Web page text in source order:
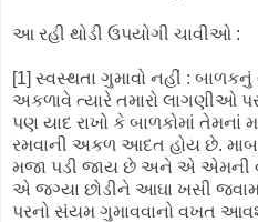
આ રહી થોડી ઉપયોગી ચાવીઓ :
[1] સ્વસ્થતા ગુમાવો નહીં :
અકળાવે ત્યારે તમારો લાગણીઓ
પણ યાદ રાખો કે બાળકોમાં
રમવાની અકળ આદત હોય છે.
મજા પડી જાય છે અને એ એમની
એ જગ્યા છોડીને આઘા ખસી
પરનો સંયમ ગુમાવવાનો વખત